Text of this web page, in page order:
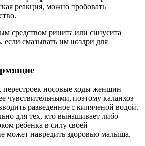
реакция, можно пробовать
средством ринита или синусита
если смазывать им ноздри для
носовые ходы женщин
чувствительными, поэтому каланхоэ
разведенное с кипяченой водой.
для тех, кто вынашивает либо
ребенка в силу своей
может навредить здоровью малыша.